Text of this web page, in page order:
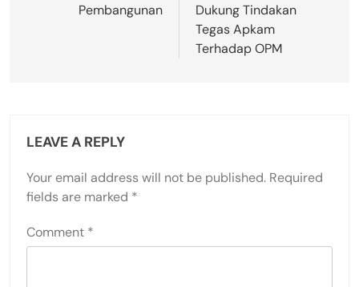
Pembangunan
Dukung Tindakan
Tegas Apkam
Terhadap OPM
LEAVE A REPLY
Your email address will not be published. Required
fields are marked *
Comment *